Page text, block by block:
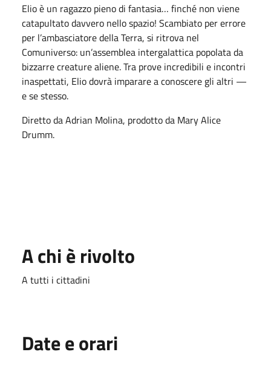
Elio è un ragazzo pieno di fantasia… finché non viene
catapultato davvero nello spazio! Scambiato per errore
per l’ambasciatore della Terra, si ritrova nel
Comuniverso: un’assemblea intergalattica popolata da
bizzarre creature aliene. Tra prove incredibili e incontri
inaspettati, Elio dovrà imparare a conoscere gli altri —
e se stesso.
Diretto da Adrian Molina, prodotto da Mary Alice
Drumm.
A chi è rivolto
A tutti i cittadini
Date e orari